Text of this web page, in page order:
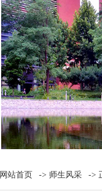
网站首页 -> 师生风采 ->